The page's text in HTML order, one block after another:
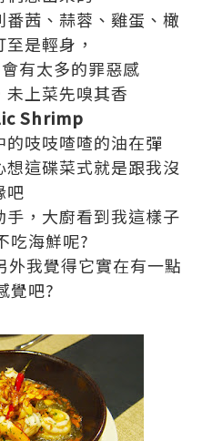
茜、蒜蓉、雞蛋、橄
是輕身，
有太多的罪惡感
上菜先嗅其香
Shrimp
吱吱喳喳的油在彈
這碟菜式就是跟我沒
吧
，大廚看到我這樣子
吃海鮮呢?
外我覺得它實在有一點
覺吧?